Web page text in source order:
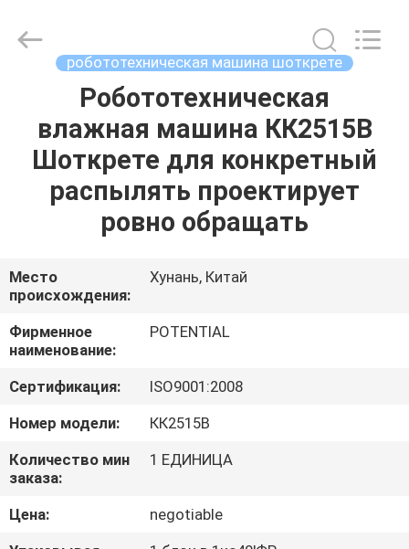
ПРОДУКТЫ
ПУТЕШЕСТВИЕ
ФАБРИКИ
ПРОВЕРКА
КАЧЕСТВА
СВЯЖИТЕСЬ
МЫ
Copyright
Equipments
робототехническая машина шоткрете
Робототехническая
влажная машина КК2515В
Шоткрете для конкретный
распылять проектирует
ровно обращать
Место
происхождения:
Хунань, Китай
Фирменное
наименование:
POTENTIAL
Сертификация:
ISO9001:2008
Номер модели:
КК2515В
Количество мин
заказа:
1 ЕДИНИЦА
Цена:
negotiable